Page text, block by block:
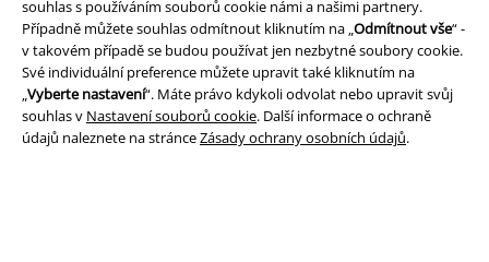
souhlas s používáním souborů cookie námi a našimi partnery.
Případně můžete souhlas odmítnout kliknutím na „Odmítnout vše“ -
v takovém případě se budou používat jen nezbytné soubory cookie.
Své individuální preference můžete upravit také kliknutím na
„Vyberte nastavení“. Máte právo kdykoli odvolat nebo upravit svůj
souhlas v Nastavení souborů cookie. Další informace o ochraně
údajů naleznete na stránceZásady ochrany osobních údajů.
Ochrana osobních údajů
Likvidace odpadu a ochrana životního prostředí
Prohlášení o shodě
Informace o přístupnosti